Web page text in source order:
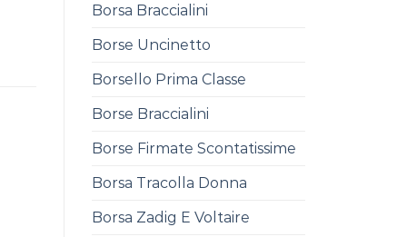
Borsa Braccialini
Borse Uncinetto
Borsello Prima Classe
Borse Braccialini
Borse Firmate Scontatissime
Borsa Tracolla Donna
Borsa Zadig E Voltaire